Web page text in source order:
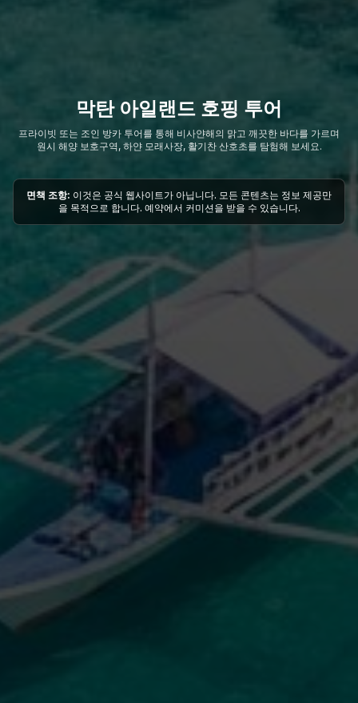
막탄 아일랜드 호핑 투어
프라이빗 또는 조인 방카 투어를 통해 비사얀해의 맑고 깨끗한 바다를 가르며
원시 해양 보호구역, 하얀 모래사장, 활기찬 산호초를 탐험해 보세요.
면책 조항: 이것은 공식 웹사이트가 아닙니다. 모든 콘텐츠는 정보 제공만
을 목적으로 합니다. 예약에서 커미션을 받을 수 있습니다.